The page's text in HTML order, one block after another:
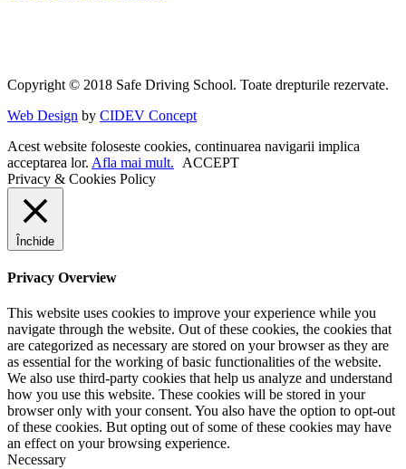
Copyright © 2018 Safe Driving School. Toate drepturile rezervate.
Web Design by CIDEV Concept
Acest website foloseste cookies, continuarea navigarii implica
acceptarea lor. Afla mai mult.
ACCEPT
Privacy & Cookies Policy
Închide
Privacy Overview
This website uses cookies to improve your experience while you
navigate through the website. Out of these cookies, the cookies that
are categorized as necessary are stored on your browser as they are
as essential for the working of basic functionalities of the website.
We also use third-party cookies that help us analyze and understand
how you use this website. These cookies will be stored in your
browser only with your consent. You also have the option to opt-out
of these cookies. But opting out of some of these cookies may have
an effect on your browsing experience.
Necessary